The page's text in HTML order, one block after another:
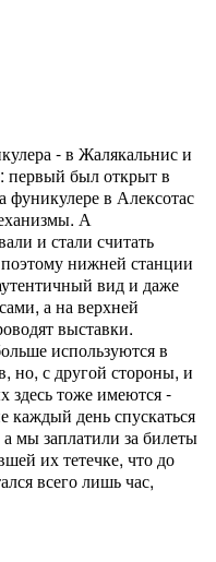
- в Жалякальнис и
первый был открыт в
в Алексотас
А
и стали считать
нижней станции
вид и даже
а на верхней
выставки.
используются в
но, с другой стороны, и
здесь тоже имеются -
каждый день спускаться
мы заплатили за билеты
их тетечке, что до
всего лишь час,